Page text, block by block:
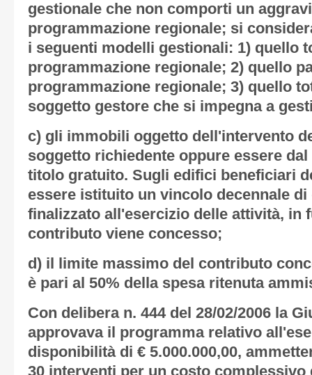
gestionale che non comporti un
programmazione regionale; si
i seguenti modelli gestionali: 1) quello
programmazione regionale; 2) quello
programmazione regionale; 3) quello
soggetto gestore che si impegna a
c) gli immobili oggetto dell'intervento
soggetto richiedente oppure essere
titolo gratuito. Sugli edifici beneficiari
essere istituito un vincolo decennale
finalizzato all'esercizio delle attività, in
contributo viene concesso;
d) il limite massimo del contributo
è pari al 50% della spesa ritenuta
Con delibera n. 444 del 28/02/2006 la
approvava il programma relativo
disponibilità di € 5.000.000,00,
30 interventi per un costo complessivo